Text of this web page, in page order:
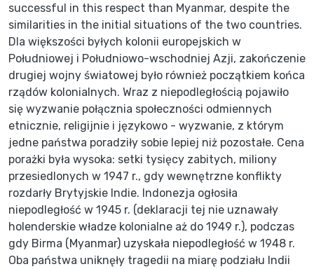
successful in this respect than Myanmar, despite the
similarities in the initial situations of the two countries.
Dla większości byłych kolonii europejskich w
Południowej i Południowo-wschodniej Azji, zakończenie
drugiej wojny światowej było również początkiem końca
rządów kolonialnych. Wraz z niepodległością pojawiło
się wyzwanie połącznia społeczności odmiennych
etnicznie, religijnie i językowo - wyzwanie, z którym
jedne państwa poradziły sobie lepiej niż pozostałe. Cena
porażki była wysoka: setki tysięcy zabitych, miliony
przesiedlonych w 1947 r., gdy wewnętrzne konflikty
rozdarły Brytyjskie Indie. Indonezja ogłosiła
niepodległość w 1945 r. (deklaracji tej nie uznawały
holenderskie władze kolonialne aż do 1949 r.), podczas
gdy Birma (Myanmar) uzyskała niepodległość w 1948 r.
Oba państwa uniknęły tragedii na miarę podziału Indii